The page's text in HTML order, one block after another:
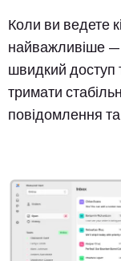
Коли ви ведете
найважливіше —
швидкий доступ
тримати
повідомлення